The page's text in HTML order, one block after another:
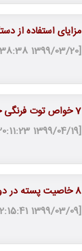
مزایای استفاده از
[1399/03/20 18:38:38]
7 خواص توت فرنگی خشک شده دردرمان و سلامتی
[1399/04/19 20:11:23]
8 خاصیت پسته در دوران بارداری
[1399/03/09 12:15:41]